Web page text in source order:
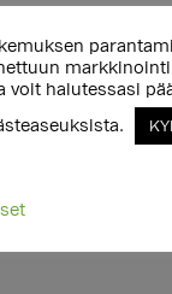
eivät
ryhmään:
voit halutessasi